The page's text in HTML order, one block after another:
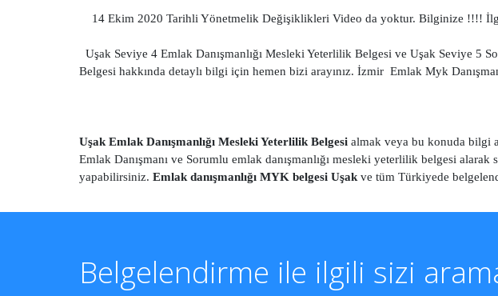
14 Ekim 2020 Tarihli Yönetmelik Değişiklikleri Video da yoktur. Bilginize !!!!
Uşak Seviye 4 Emlak Danışmanlığı Mesleki Yeterlilik Belgesi ve Uşak Seviye 5
Belgesi hakkında detaylı bilgi için hemen bizi arayınız. İzmir Emlak Myk
Uşak Emlak Danışmanlığı Mesleki Yeterlilik Belgesi almak veya bu konuda bilgi
Emlak Danışmanı ve Sorumlu emlak danışmanlığı mesleki yeterlilik belgesi alarak
yapabilirsiniz. Emlak danışmanlığı MYK belgesi Uşak ve tüm Türkiyede
Belgelendirme ile ilgili sizi